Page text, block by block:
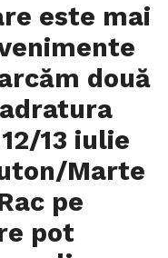
este mai
două
13 iulie
Marte
pe
pot